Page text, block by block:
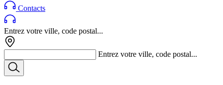
Contacts
Entrez votre ville, code postal...
Entrez votre ville, code postal...